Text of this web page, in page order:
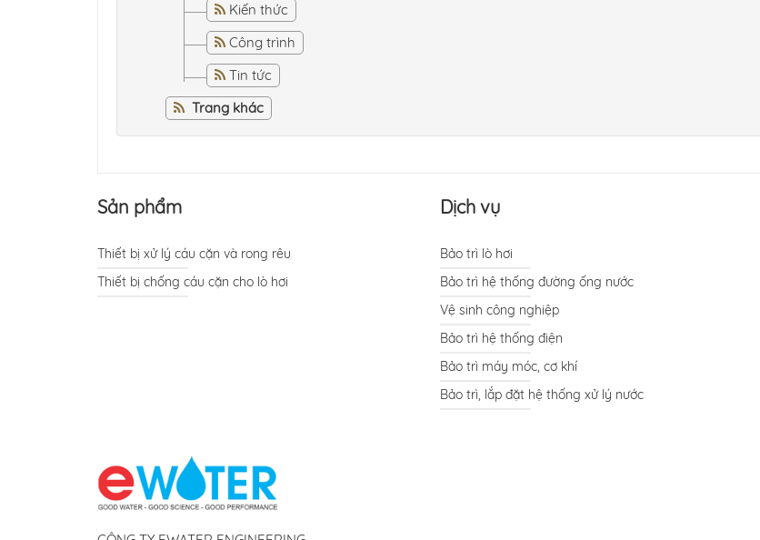
Kiến thức
Công trình
Tin tức
Trang khác
Sản phẩm
Thiết bị xử lý cáu cặn và rong rêu
Thiết bị chống cáu cặn cho lò hơi
Dịch vụ
Bảo trì lò hơi
Bảo trì hệ thống đường ống nước
Vệ sinh công nghiệp
Bảo trì hệ thống điện
Bảo trì máy móc, cơ khí
Bảo trì, lắp đặt hệ thống xử lý nước